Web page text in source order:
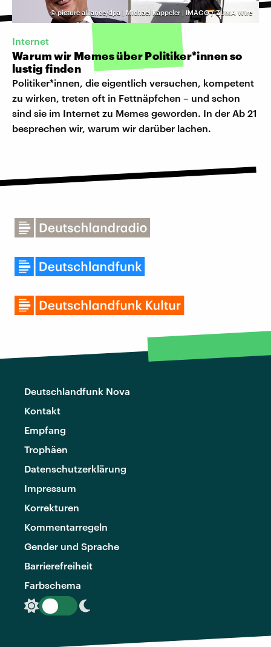
©picture alliance/dpa | Michael Kappeler | IMAGO / ZUMA Wire
Internet
Warum wir Memes über Politiker*innen so
lustig finden
Politiker*innen, die eigentlich versuchen, kompetent
zu wirken, treten oft in Fettnäpfchen – und schon
sind sie im Internet zu Memes geworden. In der Ab 21
besprechen wir, warum wir darüber lachen.
Deutschlandfunk Nova
Kontakt
Empfang
Trophäen
Datenschutzerklärung
Impressum
Korrekturen
Kommentarregeln
Gender und Sprache
Barrierefreiheit
Farbschema